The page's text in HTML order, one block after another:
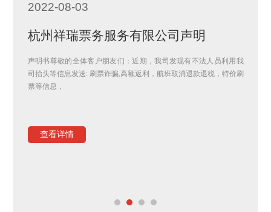
2022-08-03
杭州祥瑞票务服务有限公司声明
声明书尊敬的全体客户朋友们：近期，我司发现有不法人员利用我
司抬头等信息发送: 刷票诈骗,高额返利，航班取消退款退税，特价刷
票等信息，
查看详情